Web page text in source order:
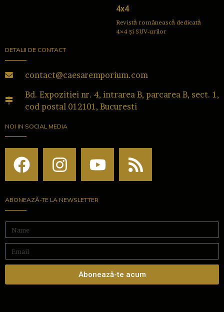
4x4
Revistă românească dedicată
4×4 și SUV-urilor
DETALII DE CONTACT
contact@caesaremporium.com
Bd. Expozitiei nr. 4, intrarea B, parcarea B, sect. 1,
cod postal 012101, Bucuresti
NOI IN SOCIAL MEDIA
ABONEAZĂ-TE LA NEWSLETTER
Abonează-te acum